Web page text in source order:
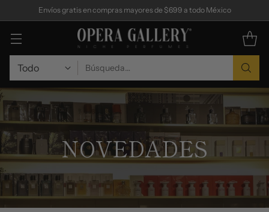
Búsqueda…
Envíos gratis en compras mayores de $699 a todo México
NOVEDADES